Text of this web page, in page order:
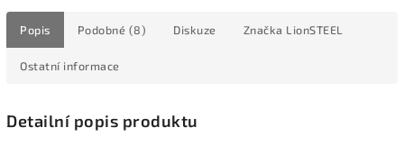
Popis Podobné (8) Diskuze Značka LionSTEEL
Ostatní informace
Detailní popis produktu